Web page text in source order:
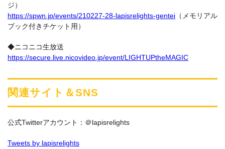
ジ）
https://spwn.jp/events/210227-28-lapisrelights-gentei （メモリアル
ブック付きチケット用）
◆ニコニコ生放送
https://secure.live.nicovideo.jp/event/LIGHTUPtheMAGIC
関連サイト＆SNS
公式Twitterアカウント：＠lapisrelights
Tweets by lapisrelights